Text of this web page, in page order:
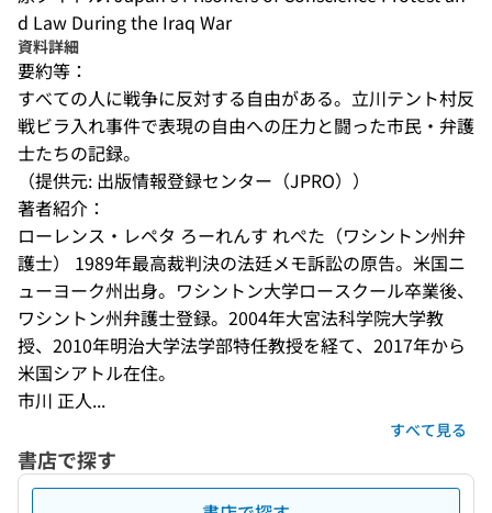
d Law During the Iraq War
資料詳細
要約等：
すべての人に戦争に反対する自由がある。立川テント村反
戦ビラ入れ事件で表現の自由への圧力と闘った市民・弁護
士たちの記録。
（提供元: 出版情報登録センター（JPRO））
著者紹介：
ローレンス・レペタ ろーれんす れぺた（ワシントン州弁
護士） 1989年最高裁判決の法廷メモ訴訟の原告。米国ニ
ューヨーク州出身。ワシントン大学ロースクール卒業後、
ワシントン州弁護士登録。2004年大宮法科学院大学教
授、2010年明治大学法学部特任教授を経て、2017年から
米国シアトル在住。
市川 正人...
すべて見る
書店で探す